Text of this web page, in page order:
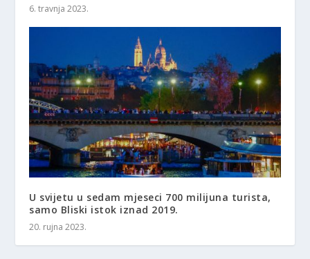
6. travnja 2023.
U svijetu u sedam mjeseci 700 milijuna turista,
samo Bliski istok iznad 2019.
20. rujna 2023.